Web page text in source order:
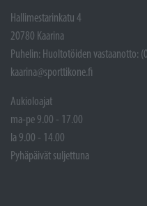
Hallimestarinkatu 4
20780 Kaarina
Puhelin: Huoltotöiden vastaanotto:
kaarina@sporttikone.fi
Aukioloajat
ma-pe 9.00 - 17.00
la 9.00 - 14.00
Pyhäpäivät suljettuna